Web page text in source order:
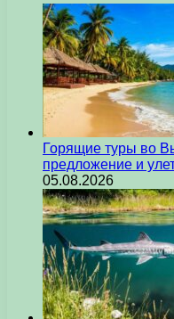
Горящие туры во
предложение и
05.08.2026